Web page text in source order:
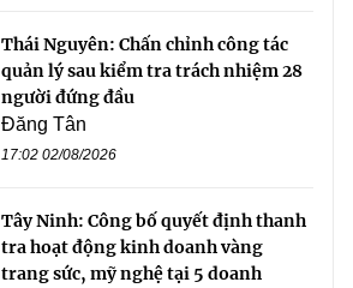
Thái Nguyên: Chấn chỉnh công tác
quản lý sau kiểm tra trách nhiệm 28
người đứng đầu
Đăng Tân
17:02 02/08/2026
Tây Ninh: Công bố quyết định thanh
tra hoạt động kinh doanh vàng
trang sức, mỹ nghệ tại 5 doanh